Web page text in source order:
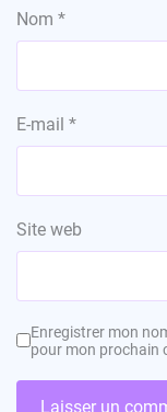
Nom *
E-mail *
Site web
Enregistrer mon
pour mon prochain